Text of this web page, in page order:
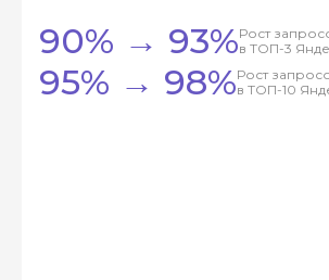
90% → 93%Рост
в ТОП-3
95% → 98%Рост
в ТОП-10